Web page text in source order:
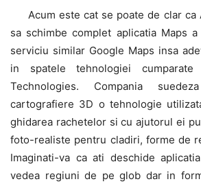
Acum este cat se poate de clar ca
sa schimbe complet aplicatia Maps
serviciu similar Google Maps insa
in spatele tehnologiei
Technologies. Compania
cartografiere 3D o tehnologie
ghidarea rachetelor si cu ajutorul ei
foto-realiste pentru cladiri, forme de
Imaginati-va ca ati deschide
vedea regiuni de pe glob dar in